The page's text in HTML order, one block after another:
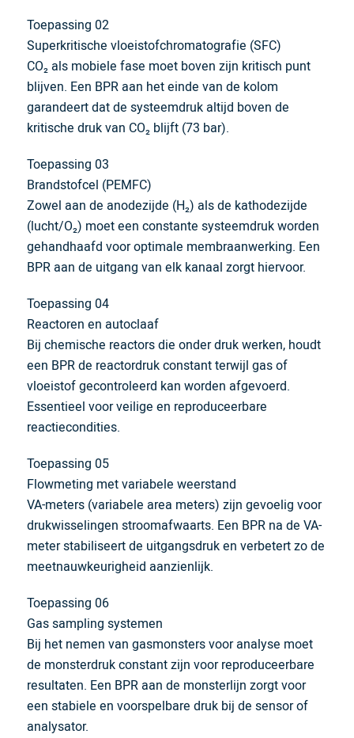
Toepassing 02
Superkritische vloeistofchromatografie (SFC)
CO₂ als mobiele fase moet boven zijn kritisch punt
blijven. Een BPR aan het einde van de kolom
garandeert dat de systeemdruk altijd boven de
kritische druk van CO₂ blijft (73 bar).
Toepassing 03
Brandstofcel (PEMFC)
Zowel aan de anodezijde (H₂) als de kathodezijde
(lucht/O₂) moet een constante systeemdruk worden
gehandhaafd voor optimale membraanwerking. Een
BPR aan de uitgang van elk kanaal zorgt hiervoor.
Toepassing 04
Reactoren en autoclaaf
Bij chemische reactors die onder druk werken, houdt
een BPR de reactordruk constant terwijl gas of
vloeistof gecontroleerd kan worden afgevoerd.
Essentieel voor veilige en reproduceerbare
reactiecondities.
Toepassing 05
Flowmeting met variabele weerstand
VA-meters (variabele area meters) zijn gevoelig voor
drukwisselingen stroomafwaarts. Een BPR na de VA-
meter stabiliseert de uitgangsdruk en verbetert zo de
meetnauwkeurigheid aanzienlijk.
Toepassing 06
Gas sampling systemen
Bij het nemen van gasmonsters voor analyse moet
de monsterdruk constant zijn voor reproduceerbare
resultaten. Een BPR aan de monsterlijn zorgt voor
een stabiele en voorspelbare druk bij de sensor of
analysator.